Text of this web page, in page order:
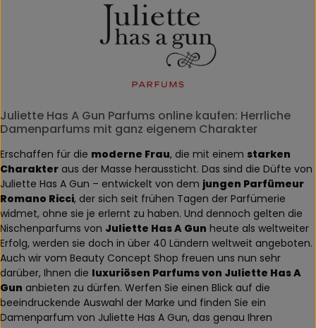
Juliette Has A Gun Parfums online kaufen: Herrliche
Damenparfums mit ganz eigenem Charakter
Erschaffen für die moderne Frau, die mit einem starken
Charakter aus der Masse heraussticht. Das sind die Düfte von
Juliette Has A Gun – entwickelt von dem jungen Parfümeur
Romano Ricci, der sich seit frühen Tagen der Parfümerie
widmet, ohne sie je erlernt zu haben. Und dennoch gelten die
Nischenparfums von Juliette Has A Gun heute als weltweiter
Erfolg, werden sie doch in über 40 Ländern weltweit angeboten.
Auch wir vom Beauty Concept Shop freuen uns nun sehr
darüber, Ihnen die luxuriösen Parfums von Juliette Has A
Gun anbieten zu dürfen. Werfen Sie einen Blick auf die
beeindruckende Auswahl der Marke und finden Sie ein
Damenparfum von Juliette Has A Gun, das genau Ihren